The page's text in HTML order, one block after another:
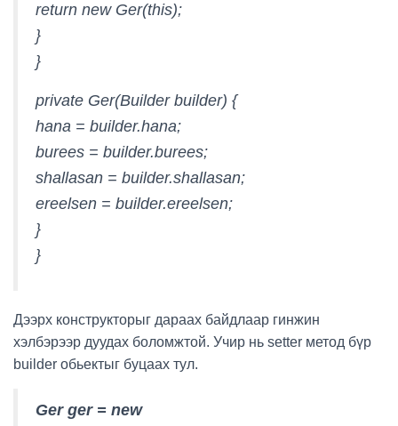
return new Ger(this);
}
}
private Ger(Builder builder) {
hana = builder.hana;
burees = builder.burees;
shallasan = builder.shallasan;
ereelsen = builder.ereelsen;
}
}
Дээрх конструкторыг дараах байдлаар гинжин
хэлбэрээр дуудах боломжтой. Учир нь setter метод бүр
builder обьектыг буцаах тул.
Ger ger = new